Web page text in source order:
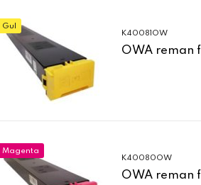
Gul
K40081OW
OWA reman
Magenta
K40080OW
OWA reman